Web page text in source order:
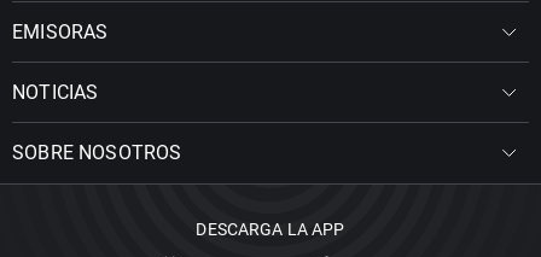
EMISORAS
NOTICIAS
SOBRE NOSOTROS
DESCARGA LA APP